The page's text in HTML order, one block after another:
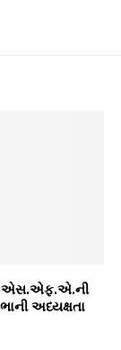
અધ્યક્ષતા